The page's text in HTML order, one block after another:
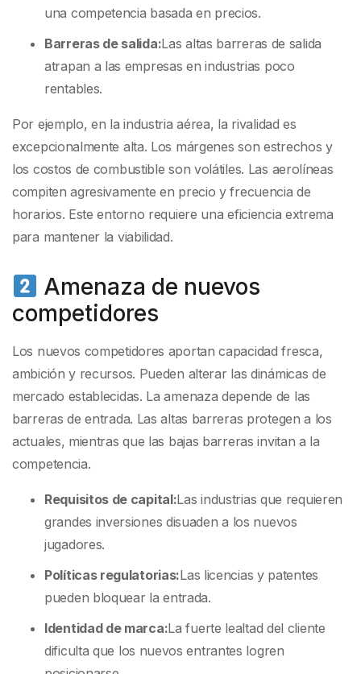
una competencia basada en precios.
Barreras de salida:Las altas barreras de salida
atrapan a las empresas en industrias poco
rentables.
Por ejemplo, en la industria aérea, la rivalidad es
excepcionalmente alta. Los márgenes son estrechos y
los costos de combustible son volátiles. Las aerolíneas
compiten agresivamente en precio y frecuencia de
horarios. Este entorno requiere una eficiencia extrema
para mantener la viabilidad.
Amenaza de nuevos
competidores
Los nuevos competidores aportan capacidad fresca,
ambición y recursos. Pueden alterar las dinámicas de
mercado establecidas. La amenaza depende de las
barreras de entrada. Las altas barreras protegen a los
actuales, mientras que las bajas barreras invitan a la
competencia.
Requisitos de capital:Las industrias que requieren
grandes inversiones disuaden a los nuevos
jugadores.
Políticas regulatorias:Las licencias y patentes
pueden bloquear la entrada.
Identidad de marca:La fuerte lealtad del cliente
dificulta que los nuevos entrantes logren